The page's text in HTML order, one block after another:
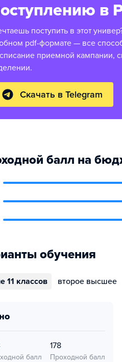
в
поступить в этот
pdf-формате — все
приемной кампании,
Скачать в Telegram
балл на
обучения
11 классов второе высшее
балл
178
Проходной балл